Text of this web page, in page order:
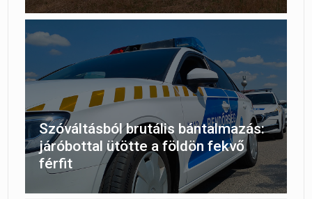
Szóváltásból brutális bántalmazás:
járóbottal ütötte a földön fekvő
férfit